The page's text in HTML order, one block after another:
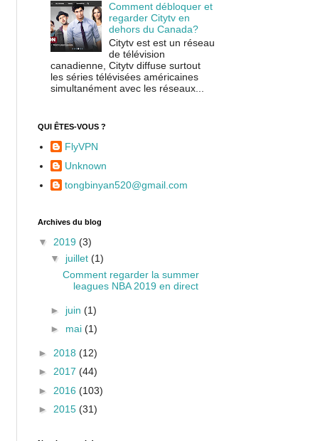
Comment débloquer et
regarder Citytv en
dehors du Canada?
Citytv est est un réseau
de télévision
canadienne, Citytv diffuse surtout
les séries télévisées américaines
simultanément avec les réseaux...
QUI ÊTES-VOUS ?
FlyVPN
Unknown
tongbinyan520@gmail.com
Archives du blog
▼ 2019 (3)
▼ juillet (1)
Comment regarder la summer
leagues NBA 2019 en direct
► juin (1)
► mai (1)
► 2018 (12)
► 2017 (44)
► 2016 (103)
► 2015 (31)